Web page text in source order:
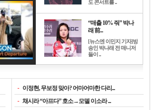
도 콘서트를 ..
“매출 10% 줘” 박나
래 前...
[뉴스엔 이민지 기자]방
송인 박나래 전 매니저
들이 ..
- 이정현, 무보정 맞아? 어마어마한 다리...
- 채시라 “아프다” 호소→모델 이소라 ...